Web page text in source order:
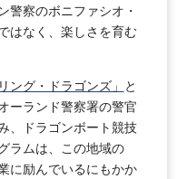
警察のボニファシオ・
はなく、楽しさを育む
ング・ドラゴンズ」 と
ーランド警察署の警官
、ドラゴンボート競技
ラムは、この地域の
に励んでいるにもかか